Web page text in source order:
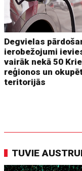
Degvielas
ierobežojumi
vairāk nekā 50
reģionos un
teritorijās
TUVIE